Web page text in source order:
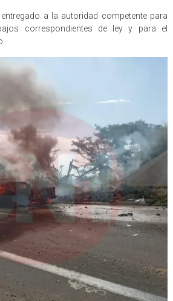
a la autoridad competente para
correspondientes de ley y para el